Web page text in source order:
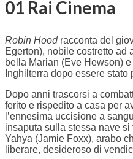
01 Rai Cinema
Robin Hoodracconta del
Egerton), nobile costretto ad
bella Marian (Eve Hewson)
Inghilterra dopo essere
Dopo anni trascorsi a
ferito e rispedito a casa per
l’ennesima uccisione a
insaputa sulla stessa nave
Yahya (Jamie Foxx), arabo
liberare, desideroso di